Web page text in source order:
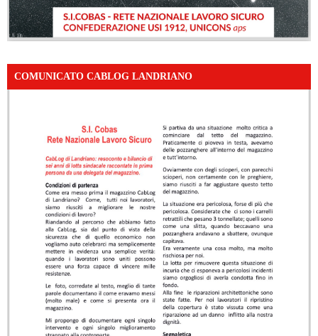
COMUNICATO CABLOG LANDRIANO